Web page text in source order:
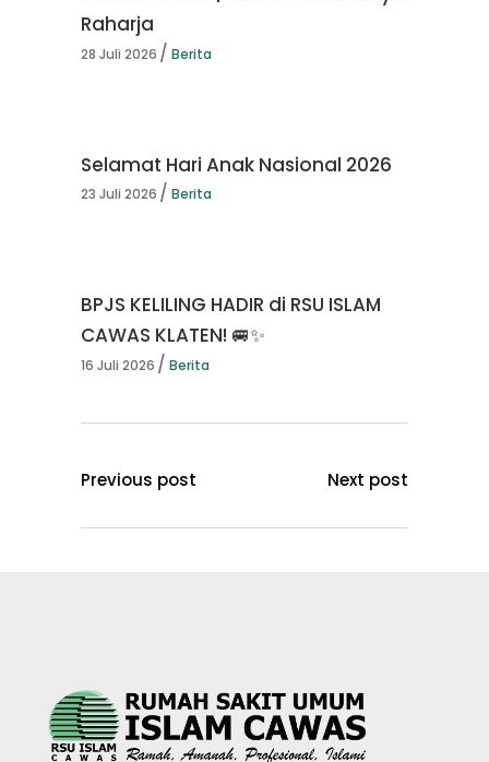
Raharja
28 Juli 2026 Berita
Selamat Hari Anak Nasional 2026
23 Juli 2026 Berita
BPJS KELILING HADIR di RSU ISLAM
CAWAS KLATEN! 🚐✨
16 Juli 2026 Berita
Previous post Next post